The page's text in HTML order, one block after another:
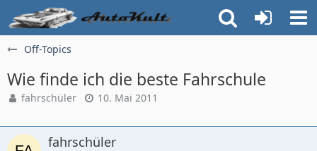
Off-Topics
Wie finde ich die beste Fahrschule
fahrschüler 10. Mai 2011
fahrschüler